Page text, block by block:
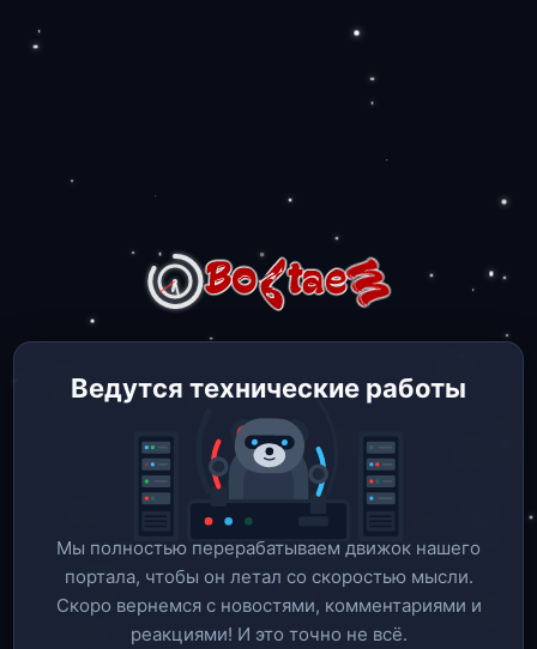
Ведутся технические работы
Мы полностью перерабатываем движок нашего
портала, чтобы он летал со скоростью мысли.
Скоро вернемся c новостями, комментариями и
реакциями! И это точно не всё.